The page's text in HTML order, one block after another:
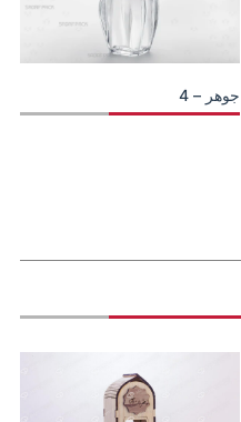
جوهر – 4